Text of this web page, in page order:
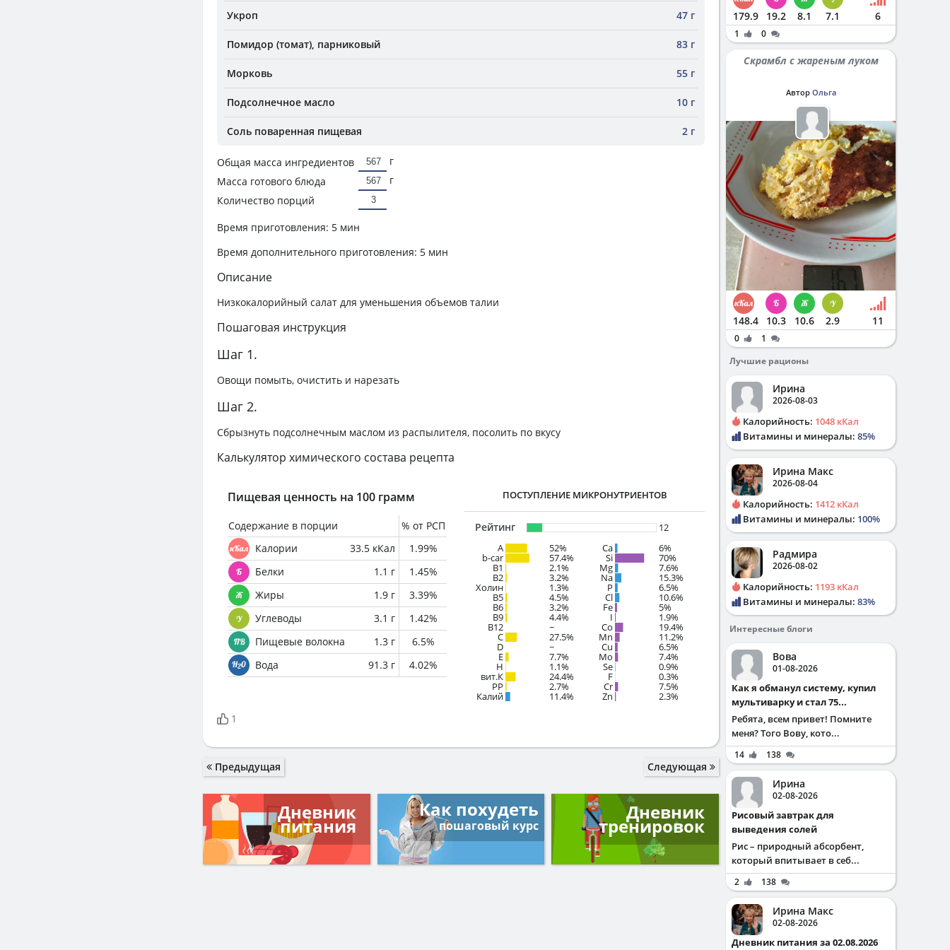
Укроп 47 г
Помидор (томат), парниковый 83 г
Морковь 55 г
Подсолнечное масло 10 г
Соль поваренная пищевая 2 г
Общая масса ингредиентов
г
Масса готового блюда
г
Количество порций
Время приготовления: 5 мин
Время дополнительного приготовления: 5 мин
Описание
Низкокалорийный салат для уменьшения объемов талии
Пошаговая инструкция
Шаг 1.
Овощи помыть, очистить и нарезать
Шаг 2.
Сбрызнуть подсолнечным маслом из распылителя, посолить по вкусу
Калькулятор химического состава рецепта
Пищевая ценность на 100 грамм
Содержание в порции
% от РСП
Калории
33.5 кКал
1.99%
Белки
1.1 г
1.45%
Жиры
1.9 г
3.39%
Углеводы
3.1 г
1.42%
Пищевые волокна
1.3 г
6.5%
Вода
91.3 г 4.02%
ПОСТУПЛЕНИЕ МИКРОНУТРИЕНТОВ
Рейтинг
12
A
52%
b-car 57.4%
В1 2.1%
B2 3.2%
Холин 1.3%
B5 4.5%
B6 3.2%
B9 4.4%
B12 ~
C 27.5%
D ~
E 7.7%
H 1.1%
вит.К 24.4%
PP 2.7%
Калий 11.4%
Ca 6%
Si 70%
Mg 7.6%
Na 15.3%
P 6.5%
Cl 10.6%
Fe 5%
I 1.9%
Co 19.4%
Mn 11.2%
Cu 6.5%
Mo 7.4%
Se 0.9%
F 0.3%
Cr 7.5%
Zn 2.3%
1
Предыдущая Следующая
Дневник
питания
Как похудеть
пошаговый курс
Дневник
тренировок
179.9 19.2 8.1 7.1 6
1 0
Скрамбл с жареным луком
Автор Ольга
148.4 10.3 10.6 2.9 11
0
1
Лучшие рационы
Ирина
2026-08-03
Калорийность: 1048 кКал
Витамины и минералы: 85%
Ирина Макс
2026-08-04
Калорийность: 1412 кКал
Витамины и минералы: 100%
Радмира
2026-08-02
Калорийность: 1193 кКал
Витамины и минералы: 83%
Интересные блоги
Вова
01-08-2026
Как я обманул систему, купил
мультиварку и стал 75...
Ребята, всем привет! Помните
меня? Того Вову, кото...
14 138
Ирина
02-08-2026
Рисовый завтрак для
выведения солей
Рис – природный абсорбент,
который впитывает в себ...
2 138
Ирина Макс
02-08-2026
Дневник питания за 02.08.2026